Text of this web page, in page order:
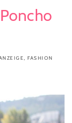
, FASHION